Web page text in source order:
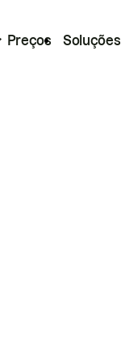
Preços Soluções